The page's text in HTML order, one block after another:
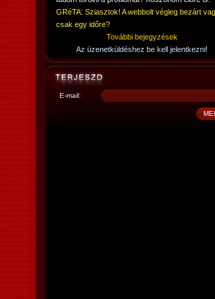
GRéTA: Sziasztok! A webbolt végleg bezárt
csak egy időre?
További bejegyzések
Az üzenetküldéshez be kell jelentkezni!
E-mail: